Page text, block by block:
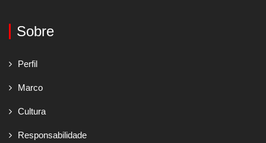
Sobre
Perfil
Marco
Cultura
Responsabilidade